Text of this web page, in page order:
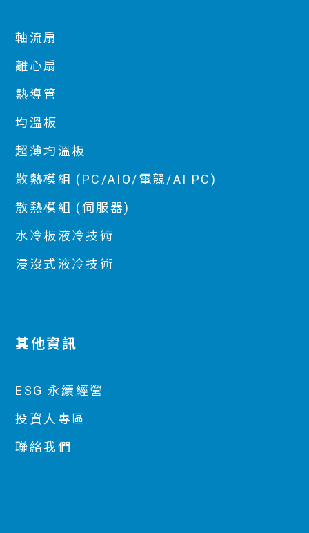
軸流扇
離心扇
熱導管
均溫板
超薄均溫板
散熱模組 (PC/AIO/電競/AI PC)
散熱模組 (伺服器)
水冷板液冷技術
浸沒式液冷技術
其他資訊
ESG 永續經營
投資人專區
聯絡我們